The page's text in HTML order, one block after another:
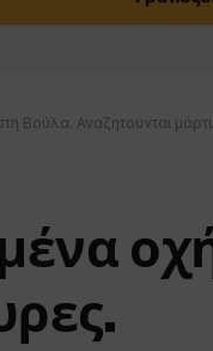
Βούλα. Αναζητούνται